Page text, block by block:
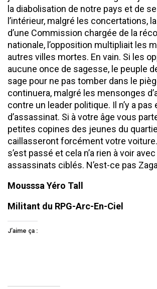
la diabolisation de notre pays et de
l’intérieur, malgré les concertations,
d’une Commission chargée de la
nationale, l’opposition multipliait les
autres villes mortes. En vain. Si les
aucune once de sagesse, le peuple
sage pour ne pas tomber dans le
continuera, malgré les mensonges
contre un leader politique. Il n’y a pas
d’assassinat. Si à votre âge vous
petites copines des jeunes du
caillasseront forcément votre voiture.
s’est passé et cela n’a rien à voir
assassinats ciblés. N’est-ce pas
Mousssa Yéro Tall
Militant du RPG-Arc-En-Ciel
J’aime ça :